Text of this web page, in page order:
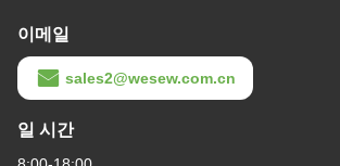
이메일
sales2@wesew.com.cn
일 시간